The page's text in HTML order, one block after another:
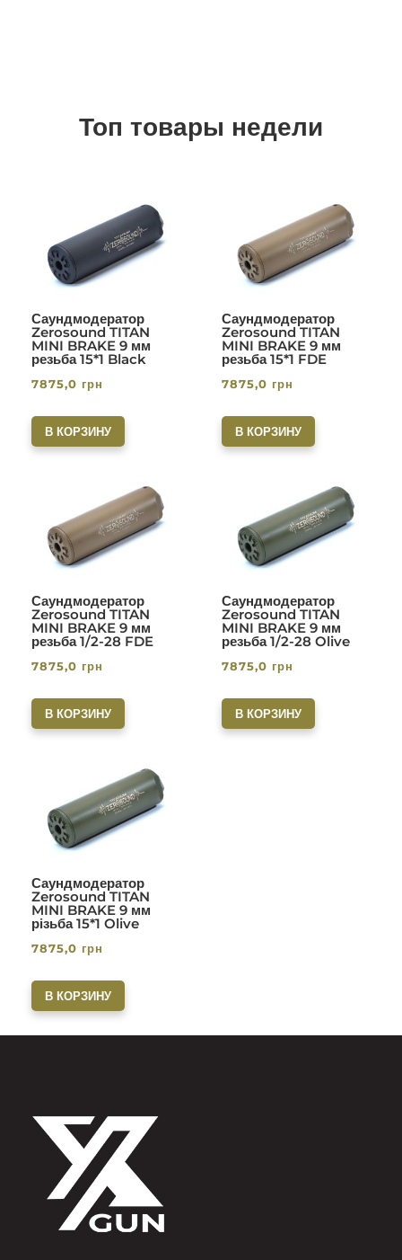
Топ товары недели
Саундмодератор
Zerosound TITAN
MINI BRAKE 9 мм
резьба 15*1 Black
7875,0 грн
В КОРЗИНУ
Саундмодератор
Zerosound TITAN
MINI BRAKE 9 мм
резьба 15*1 FDE
7875,0 грн
В КОРЗИНУ
Саундмодератор
Zerosound TITAN
MINI BRAKE 9 мм
резьба 1/2-28 FDE
7875,0 грн
В КОРЗИНУ
Саундмодератор
Zerosound TITAN
MINI BRAKE 9 мм
резьба 1/2-28 Olive
7875,0 грн
В КОРЗИНУ
Саундмодератор
Zerosound TITAN
MINI BRAKE 9 мм
різьба 15*1 Olive
7875,0 грн
В КОРЗИНУ